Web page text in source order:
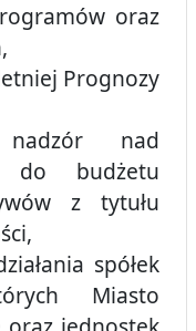
oraz
Prognozy
nad
do budżetu
z tytułu
spółek
Miasto